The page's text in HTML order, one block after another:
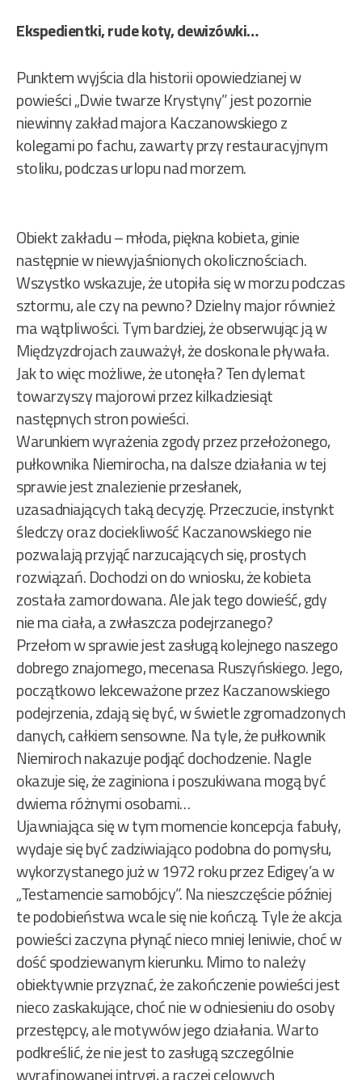
Ekspedientki, rude koty, dewizówki…
Punktem wyjścia dla historii opowiedzianej w
powieści „Dwie twarze Krystyny” jest pozornie
niewinny zakład majora Kaczanowskiego z
kolegami po fachu, zawarty przy restauracyjnym
stoliku, podczas urlopu nad morzem.
Obiekt zakładu – młoda, piękna kobieta, ginie
następnie w niewyjaśnionych okolicznościach.
Wszystko wskazuje, że utopiła się w morzu podczas
sztormu, ale czy na pewno? Dzielny major również
ma wątpliwości. Tym bardziej, że obserwując ją w
Międzyzdrojach zauważył, że doskonale pływała.
Jak to więc możliwe, że utonęła? Ten dylemat
towarzyszy majorowi przez kilkadziesiąt
następnych stron powieści.
Warunkiem wyrażenia zgody przez przełożonego,
pułkownika Niemirocha, na dalsze działania w tej
sprawie jest znalezienie przesłanek,
uzasadniających taką decyzję. Przeczucie, instynkt
śledczy oraz dociekliwość Kaczanowskiego nie
pozwalają przyjąć narzucających się, prostych
rozwiązań. Dochodzi on do wniosku, że kobieta
została zamordowana. Ale jak tego dowieść, gdy
nie ma ciała, a zwłaszcza podejrzanego?
Przełom w sprawie jest zasługą kolejnego naszego
dobrego znajomego, mecenasa Ruszyńskiego. Jego,
początkowo lekceważone przez Kaczanowskiego
podejrzenia, zdają się być, w świetle zgromadzonych
danych, całkiem sensowne. Na tyle, że pułkownik
Niemiroch nakazuje podjąć dochodzenie. Nagle
okazuje się, że zaginiona i poszukiwana mogą być
dwiema różnymi osobami…
Ujawniająca się w tym momencie koncepcja fabuły,
wydaje się być zadziwiająco podobna do pomysłu,
wykorzystanego już w 1972 roku przez Edigey’a w
„Testamencie samobójcy”. Na nieszczęście później
te podobieństwa wcale się nie kończą. Tyle że akcja
powieści zaczyna płynąć nieco mniej leniwie, choć w
dość spodziewanym kierunku. Mimo to należy
obiektywnie przyznać, że zakończenie powieści jest
nieco zaskakujące, choć nie w odniesieniu do osoby
przestępcy, ale motywów jego działania. Warto
podkreślić, że nie jest to zasługą szczególnie
wyrafinowanej intrygi, a raczej celowych